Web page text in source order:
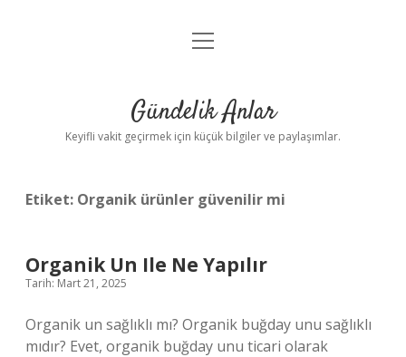
Anasayfa
Yasal Uyarı
menüyü
Gündelik Anlar
Keyifli vakit geçirmek için küçük bilgiler ve paylaşımlar.
Etiket: Organik ürünler güvenilir mi
Organik Un Ile Ne Yapılır
Tarih: Mart 21, 2025
Organik un sağlıklı mı? Organik buğday unu sağlıklı
mıdır? Evet, organik buğday unu ticari olarak